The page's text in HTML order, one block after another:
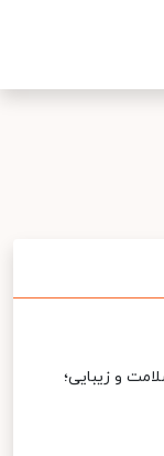
و زیبایی؛